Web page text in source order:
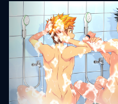
Précédent